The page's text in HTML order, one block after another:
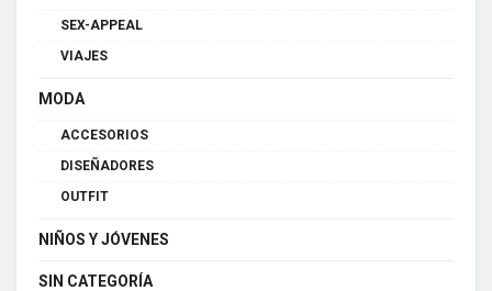
SEX-APPEAL
VIAJES
MODA
ACCESORIOS
DISEÑADORES
OUTFIT
NIÑOS Y JÓVENES
SIN CATEGORÍA